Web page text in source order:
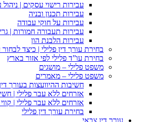
עבירות רישוי עסקים |
עבירות תכנון ובניה
עבירות על חוקי עבודה
עבירות תעבורה חמורות |
עבירות הלבנת הון
בחירת עורך דין פלילי | כיצד לבחור
בחירת עו”ד פלילי לפי אזור בארץ
משפט פלילי – מושגים
משפט פלילי – מאמרים
חשיבות ההיוועצות בעורך
אזרחים ללא עבר פלילי |
אזרחים ללא עבר פלילי |
בחירת עורך דין פלילי
עורך דין צבאי